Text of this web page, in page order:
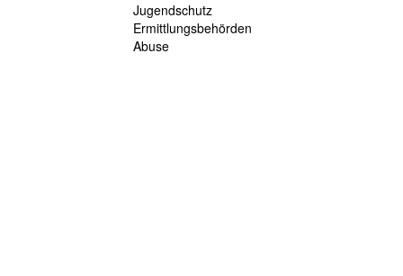
Jugendschutz
Ermittlungsbehörden
Abuse